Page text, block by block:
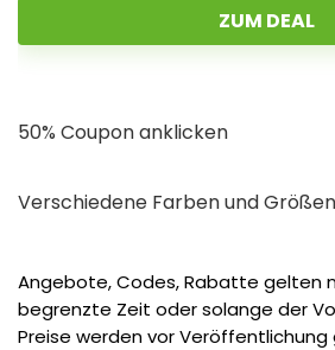
ZUM DEAL
50% Coupon anklicken
Verschiedene Farben und
Angebote, Codes, Rabatte gelten
begrenzte Zeit oder solange der
Preise werden vor Veröffentlichung